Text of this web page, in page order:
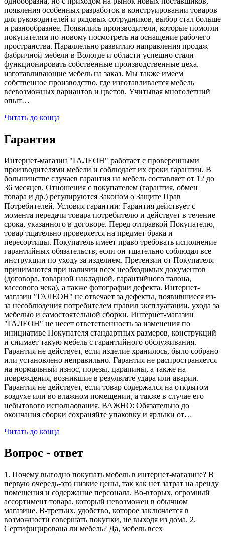
появления особенных разработок в конструировании товаров
для руководителей и рядовых сотрудников, выбор стал больше
и разнообразнее. Появились производители, которые помогли
покупателям по-новому посмотреть на оснащение рабочего
пространства. Параллельно развитию направления продаж
фабричной мебели в Вологде и области успешно стали
функционировать собственные производственные цеха,
изготавливающие мебель на заказ. Мы также имеем
собственное производство, где изготавливается мебель
всевозможных вариантов и цветов. Учитывая многолетний
опыт…
Читать до конца
Гарантия
Интернет-магазин "ГАЛЕОН" работает с проверенными
производителями мебели и соблюдает их сроки гарантии. В
большинстве случаев гарантия на мебель составляет от 12 до
36 месяцев. Отношения с покупателем (гарантия, обмен
товара и др.) регулируются Законом о Защите Прав
Потребителей. Условия гарантии: Гарантия действует с
момента передачи товара потребителю и действует в течение
срока, указанного в договоре. Перед отправкой Покупателю,
товар тщательно проверяется на предмет брака и
пересортицы. Покупатель имеет право требовать исполнение
гарантийных обязательств, если он тщательно соблюдал все
инструкции по уходу за изделием. Претензии от Покупателя
принимаются при наличии всех необходимых документов
(договора, товарной накладной, гарантийного талона,
кассового чека), а также фотографии дефекта. Интернет-
магазин "ГАЛЕОН" не отвечает за дефекты, появившиеся из-
за несоблюдения потребителем правил эксплуатации, ухода за
мебелью и самостоятельной сборки. Интернет-магазин
"ГАЛЕОН" не несет ответственность за изменения по
инициативе Покупателя стандартных размеров, конструкций
и снимает такую мебель с гарантийного обслуживания.
Гарантия не действует, если изделие хранилось, было собрано
или установлено неправильно. Гарантия не распространяется
на нормальный износ, порезы, царапины, а также на
повреждения, возникшие в результате удара или аварии.
Гарантия не действует, если товар содержался на открытом
воздухе или во влажном помещении, а также в случае его
небытового использования. ВАЖНО: Обязательно до
окончания сборки сохраняйте упаковку и ярлыки от…
Читать до конца
Вопрос - ответ
1. Почему выгодно покупать мебель в интернет-магазине? В
первую очередь-это низкие цены, так как нет затрат на аренду
помещения и содержание персонала. Во-вторых, огромный
ассортимент товара, который невозможен в обычном
магазине. В-третьих, удобство, которое заключается в
возможности совершать покупки, не выходя из дома. 2.
Сертифицирована ли мебель? Да, мебель всех